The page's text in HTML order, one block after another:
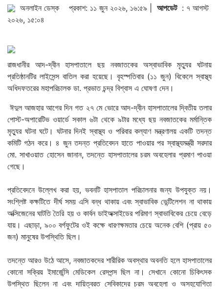
অনলাইন ডেস্ক প্রকাশ: ১১ জুন ২০২৬, ১৬:৫৯ | আপডেট: ৭ আগস্ট
২০২৬, ১৫:০৪
রাজধানীর আদ-দ্বীন হাসপাতালে ছয় নবজাতকের অস্বাভাবিক মৃত্যুর ঘটনায়
প্রতিষ্ঠানটির লাইসেন্স বাতিল করা হয়েছে। বৃহস্পতিবার (১১ জুন) বিকেলে স্বাস্থ্য
অধিদফতরের মহাপরিচালক ডা. প্রভাত চন্দ্র বিশ্বাস এ ঘোষণা দেন।
ঈদুল আজহার আগের দিন গত ২৭ মে ভোরে আদ-দ্বীন হাসপাতালের দ্বিতীয় তলার
পোস্ট-অপারেটিভ ওয়ার্ডে সকাল ৬টা থেকে ৯টার মধ্যে ছয় নবজাতকের মর্মান্তিক
মৃত্যুর ঘটনা ঘটে। ঘটনার দিনই স্বাস্থ্য ও পরিবার কল্যাণ মন্ত্রণালয় একটি তদন্ত
কমিটি গঠন করে। ৪ জুন তদন্ত প্রতিবেদন হাতে পাওয়ার পর স্বাস্থ্যমন্ত্রী সরদার
মো. সাখাওয়াত হোসেন জানান, তদন্তে হাসপাতালের চরম অবহেলার প্রমাণ পাওয়া
গেছে।
প্রতিবেদনে উল্লেখ করা হয়, ভবনটি হাসপাতাল পরিচালনার জন্য উপযুক্ত নয়।
সংশ্লিষ্ট কক্ষটিতে দীর্ঘ সময় এসি বন্ধ থাকায় এবং স্বাভাবিক ভেন্টিলেশন না থাকায়
অক্সিজেনের ঘাটতি তৈরি হয় ও কার্বন ডাইঅক্সাইডের পরিমাণ স্বাভাবিকের চেয়ে বেড়ে
যায়। এছাড়া, ৯০০ বর্গফুটের ওই কক্ষে ধারণক্ষমতার চেয়ে অনেক বেশি (প্রায় ৫০
জন) মানুষের উপস্থিতি ছিল।
তদন্তে আরও উঠে আসে, নবজাতকদের শারীরিক অবস্থার অবনতি হলে হাসপাতালের
কোনো সক্রিয় ইমার্জেন্সি মেডিকেল রেসপন্স ছিল না। সেখানে কোনো চিকিৎসক
উপস্থিত ছিলেন না এবং দায়িত্বরত সেবিকাদের চরম অবহেলা ও অসহযোগিতা